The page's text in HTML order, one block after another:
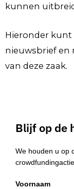
kunnen
Hieronder kunt
nieuwsbrief en
van deze zaak.
Blijf op de
We houden u op
Voornaam